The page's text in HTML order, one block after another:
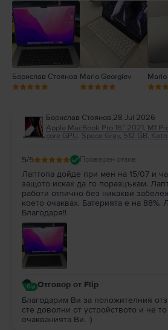
Борислав Стоянов Mario Georgiev
Борислав Стоянов,28 Jul 2026
Apple MacBook Pro 16″ 2021, M1
core GPU, Space Gray, 512 GB,
5/5 Проверен отзив
Лаптопа дойде при мен на 15/07 и
защото исках да го поразцъкам.
работи отлично без никакви
което очаквах. Батерията е на 88%.
Благодаря!!
Отговор от Flip
Благодарим Ви за положителния
сте доволни от устройството и че
очакванията Ви. :)